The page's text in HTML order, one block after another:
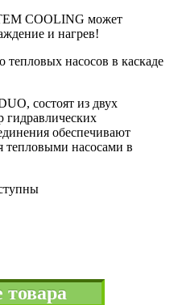
COOLING может
и нагрев!
тепловых насосов в каскаде
состоят из двух
гидравлических
обеспечивают
тепловыми насосами в
товара